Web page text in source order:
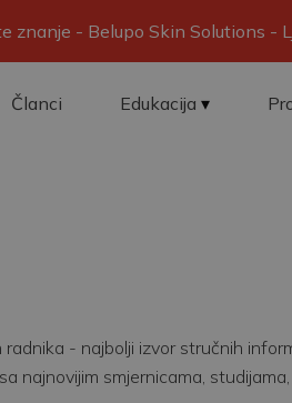
znanje - Belupo Skin Solutions -
Članci Edukacija
- najbolji izvor stručnih
najnovijim smjernicama,